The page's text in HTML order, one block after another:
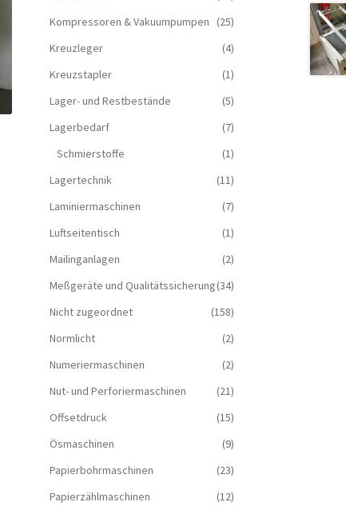
Kompressoren & Vakuum­pumpen
(25)
Kreuzleger
(4)
Kreuzstapler
(1)
Lager- und Restbestände
(5)
Lagerbedarf
(7)
Schmierstoffe
(1)
Lagertechnik
(11)
Laminiermaschinen
(7)
Luftseitentisch
(1)
Mailinganlagen
(2)
Meßgeräte und Qualitätssicherung(34)
Nicht zugeordnet
(158)
Normlicht
(2)
Numeriermaschinen
(2)
Nut- und Perforiermaschinen
(21)
Offsetdruck
(15)
Ösmaschinen
(9)
Papierbohrmaschinen
(23)
Papierzählmaschinen
(12)